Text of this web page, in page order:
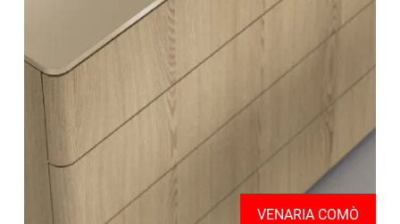
VENARIA COMÒ